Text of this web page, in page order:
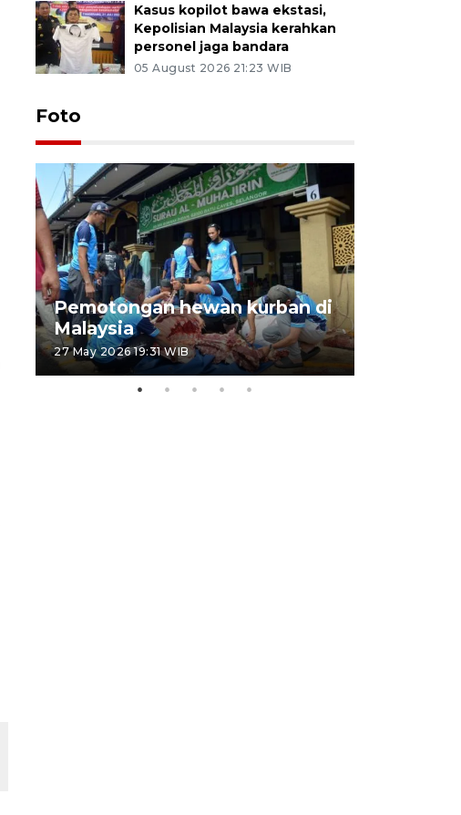
Kasus kopilot bawa ekstasi,
Kepolisian Malaysia kerahkan
personel jaga bandara
05 August 2026 21:23 WIB
Foto
Pemotongan hewan kurban di
Malaysia
27 May 2026 19:31 WIB